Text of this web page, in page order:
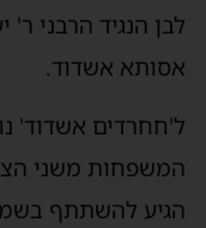
לבן הנגיד הרבני
אסותא אשדוד.
ל'חחרדים אשדוד'
המשפחות משני
הגיע להשתתף